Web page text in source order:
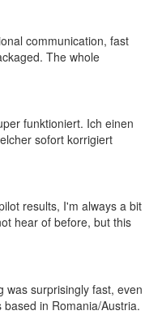
communication, fast
The whole
funktioniert. Ich einen
sofort korrigiert
results, I'm always a bit
hear of before, but this
was surprisingly fast, even
in Romania/Austria.